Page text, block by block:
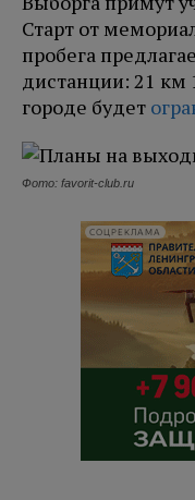
Старт от
пробега
дистанции: 21 км
городе будет
Фото: favorit-club.ru
СОЦРЕКЛАМА